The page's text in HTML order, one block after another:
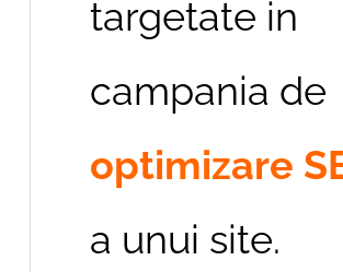
targetate in
campania de
optimizare
a unui site.